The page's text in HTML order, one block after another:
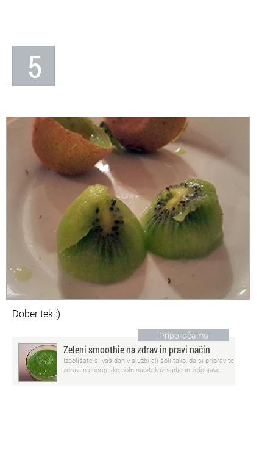
5
Dober tek :)
Priporočamo
Zeleni smoothie na zdrav in pravi način
Izboljšate si vaš dan v službi ali šoli tako, da si pripravite
zdrav in energijsko poln napitek iz sadja in zelenjave.